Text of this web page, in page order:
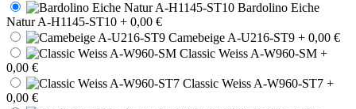
Bardolino Eiche
Natur A-H1145-ST10 + 0,00 €
Camebeige A-U216-ST9 + 0,00 €
Classic Weiss A-W960-SM +
0,00 €
Classic Weiss A-W960-ST7 +
0,00 €